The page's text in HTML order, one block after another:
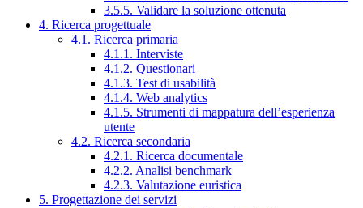
3.5.5. Validare la soluzione ottenuta
4. Ricerca progettuale
4.1. Ricerca primaria
4.1.1. Interviste
4.1.2. Questionari
4.1.3. Test di usabilità
4.1.4. Web analytics
4.1.5. Strumenti di mappatura dell’esperienza
utente
4.2. Ricerca secondaria
4.2.1. Ricerca documentale
4.2.2. Analisi benchmark
4.2.3. Valutazione euristica
5. Progettazione dei servizi